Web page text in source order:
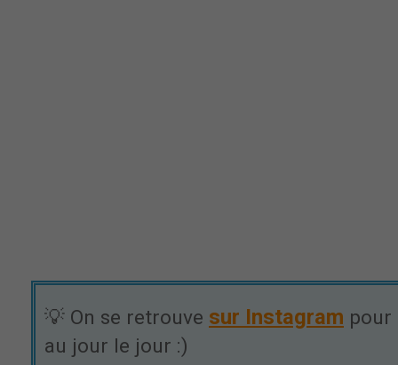
💡 On se retrouve sur Instagram pour
au jour le jour :)